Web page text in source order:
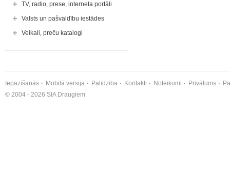
TV, radio, prese, interneta portāli
Valsts un pašvaldību iestādes
Veikali, preču katalogi
Iepazīšanās Mobilā versija Palīdzība Kontakti Noteikumi Privātums
© 2004 - 2026 SIA Draugiem